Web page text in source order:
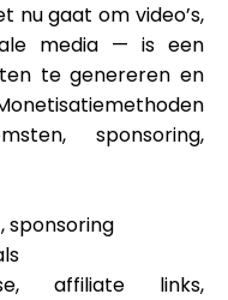
nu gaat om video’s,
media — is een
te genereren en
sponsoring,
sponsoring
affiliate links,